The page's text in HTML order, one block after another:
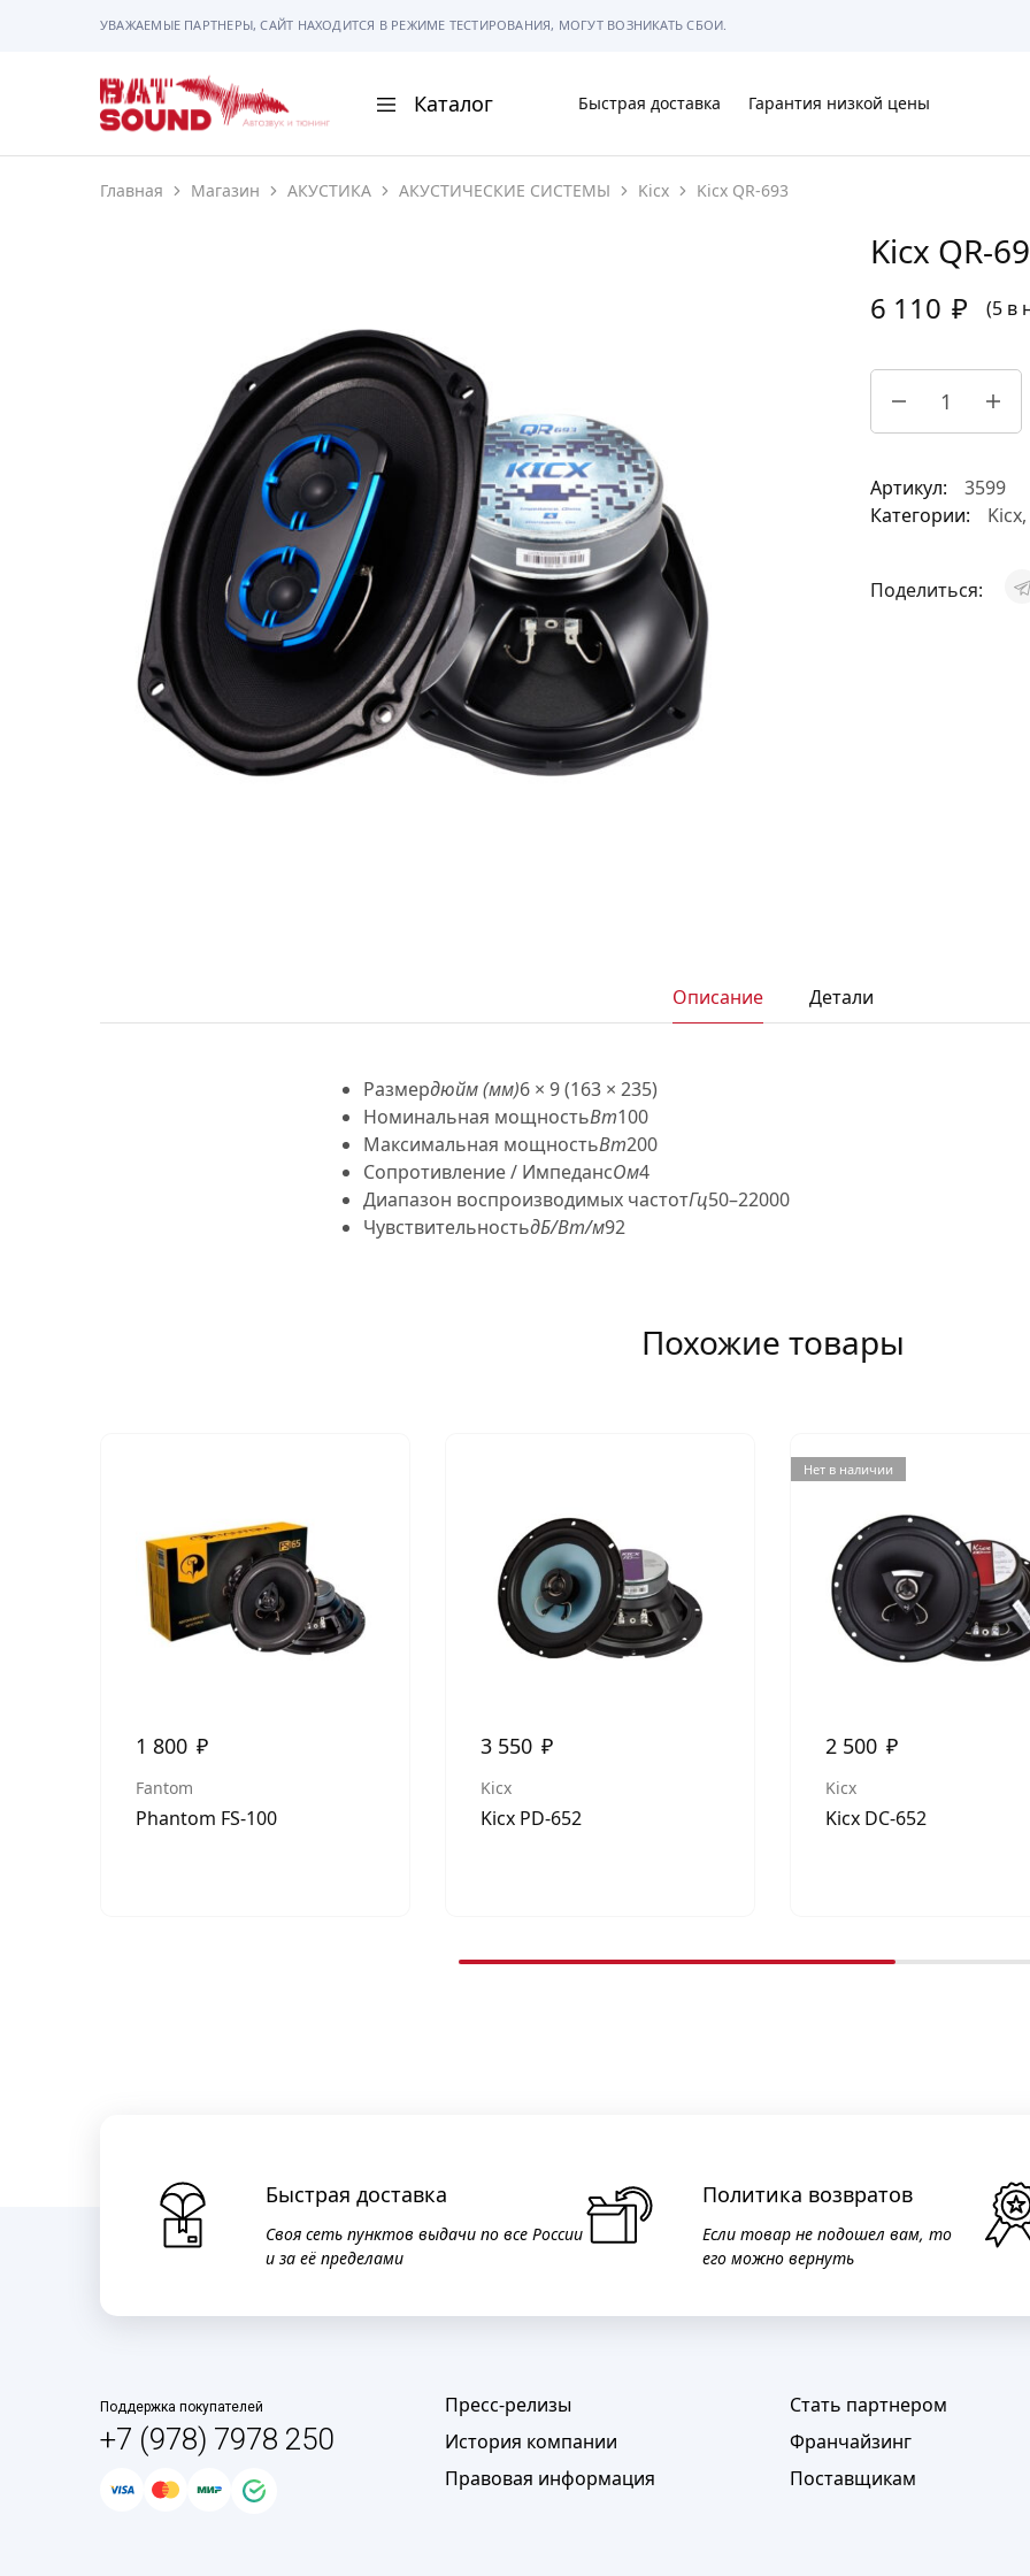
УВАЖАЕМЫЕ ПАРТНЕРЫ, САЙТ НАХОДИТСЯ В РЕЖИМЕ ТЕСТИРОВАНИЯ, МОГУТ ВОЗНИКАТЬ СБОИ.
BAT
Sound
Каталог
АВТОМАГНИТОЛЫ
РАМКИ И РАЗЪЕМЫ
ГАДЖЕТЫ
СИГНАЛИЗАЦИИ
ПОМОЩЬ ПРИ ПАРКОВКЕ
МУЗЫКАЛЬНЫЕ АКСЕССУАРЫ
АВТОУСИЛИТЕЛИ
САБВУФЕРЫ
ШУМОИЗОЛЯЦИЯ
КОВРИКИ и ХИМИЯ
Быстрая доставка Гарантия низкой цены
Главная Магазин АКУСТИКА АКУСТИЧЕСКИЕ СИСТЕМЫ Kicx Kicx QR-693
Kicx QR-
6 110 ₽ (5 в
Артикул:
3599
Категории:
Kicx,
Поделиться:
Описание Детали
Размердюйм (мм)6 × 9 (163 × 235)
Номинальная мощностьВт100
Максимальная мощностьВт200
Сопротивление / ИмпедансОм4
Диапазон воспроизводимых частотГц50–22000
ЧувствительностьдБ/Вт/м92
Похожие товары
1 800 ₽
Fantom
Phantom FS-100
3 550 ₽
Kicx
Kicx PD-652
Нет в наличии
2 500 ₽
Kicx
Kicx DC-652
Быстрая доставка
Своя сеть пунктов выдачи по все России
и за её пределами
Политика возвратов
Если товар не подошел вам, то
его можно вернуть
Поддержка покупателей
+7 (978) 7978 250
Пресс-релизы
История компании
Правовая информация
Стать партнером
Франчайзинг
Поставщикам